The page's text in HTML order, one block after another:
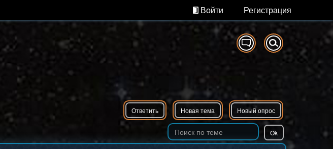
Войти Регистрация
Ответить Новая тема Новый опрос